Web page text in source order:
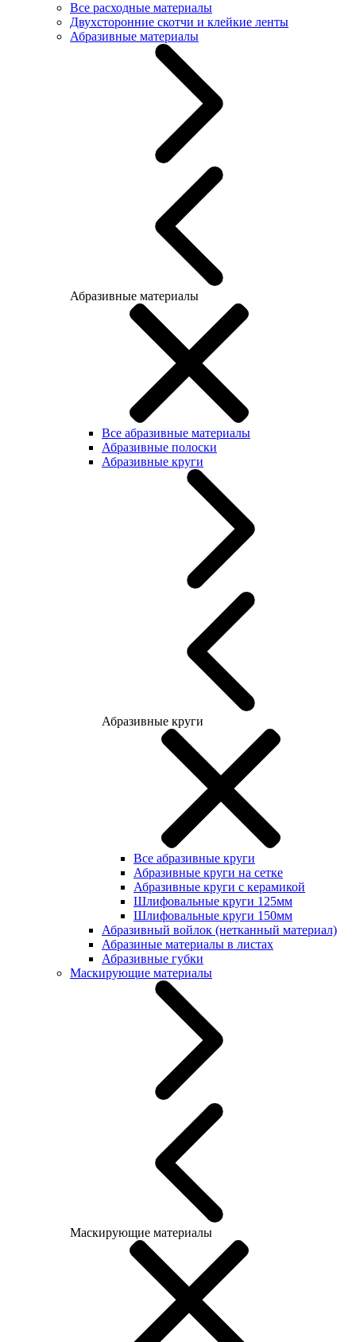
Все расходные материалы
Двухсторонние скотчи и клейкие ленты
Абразивные материалы
Абразивные материалы
Все абразивные материалы
Абразивные полоски
Абразивные круги
Абразивные круги
Все абразивные круги
Абразивные круги на сетке
Абразивные круги с керамикой
Шлифовальные круги 125мм
Шлифовальные круги 150мм
Абразивный войлок (нетканный материал)
Абразиные материалы в листах
Абразивные губки
Маскирующие материалы
Маскирующие материалы